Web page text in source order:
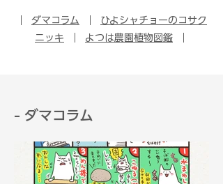
ダマコラム
ひよシャチョーのコサク
ニッキ
よつは農園植物図鑑
- ダマコラム